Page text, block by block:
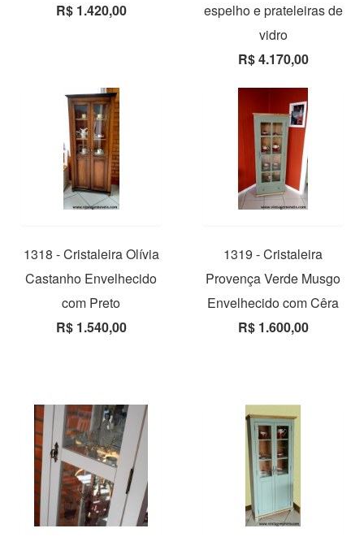
R$ 1.420,00
espelho e prateleiras de
vidro
R$ 4.170,00
1318 - Cristaleira Olívia
Castanho Envelhecido
com Preto
R$ 1.540,00
1319 - Cristaleira
Provença Verde Musgo
Envelhecido com Cêra
R$ 1.600,00